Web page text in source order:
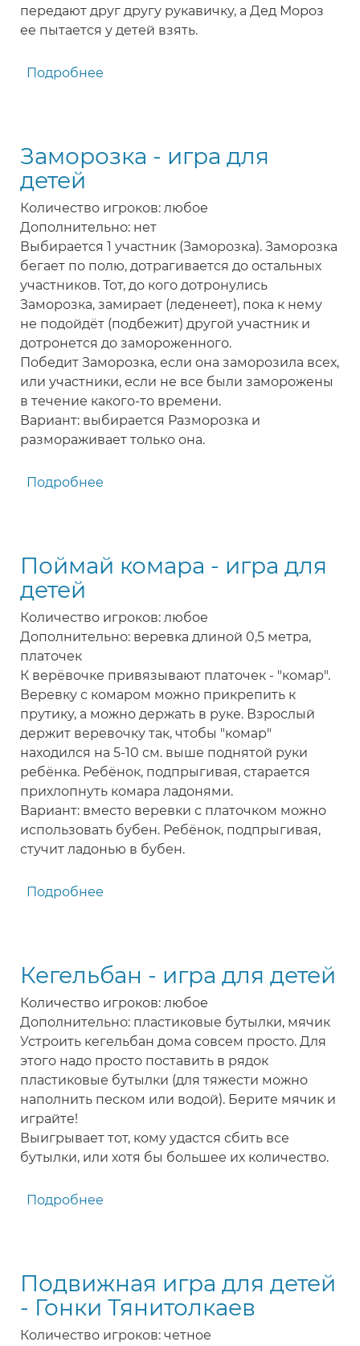
передают друг другу рукавичку, а Дед Мороз
ее пытается у детей взять.
Подробнее
для
детей
Заморозка - игра для
детей
Количество игроков: любое
Дополнительно: нет
Выбирается 1 участник (Заморозка). Заморозка
бегает по полю, дотрагивается до остальных
участников. Тот, до кого дотронулись
Заморозка, замирает (леденеет), пока к нему
не подойдёт (подбежит) другой участник и
дотронется до замороженного.
Победит Заморозка, если она заморозила всех,
или участники, если не все были заморожены
в течение какого-то времени.
Вариант: выбирается Разморозка и
размораживает только она.
Подробнее
для
детей
Поймай комара - игра для
детей
Количество игроков: любое
Дополнительно: веревка длиной 0,5 метра,
платочек
К верёвочке привязывают платочек - "комар".
Веревку с комаром можно прикрепить к
прутику, а можно держать в руке. Взрослый
держит веревочку так, чтобы "комар"
находился на 5-10 см. выше поднятой руки
ребёнка. Ребёнок, подпрыгивая, старается
прихлопнуть комара ладонями.
Вариант: вместо веревки с платочком можно
использовать бубен. Ребёнок, подпрыгивая,
стучит ладонью в бубен.
Подробнее
игра
для
детей
Кегельбан - игра для детей
Количество игроков: любое
Дополнительно: пластиковые бутылки, мячик
Устроить кегельбан дома совсем просто. Для
этого надо просто поставить в рядок
пластиковые бутылки (для тяжести можно
наполнить песком или водой). Берите мячик и
играйте!
Выигрывает тот, кому удастся сбить все
бутылки, или хотя бы большее их количество.
Подробнее
для
детей
Подвижная игра для детей
- Гонки Тянитолкаев
Количество игроков: четное